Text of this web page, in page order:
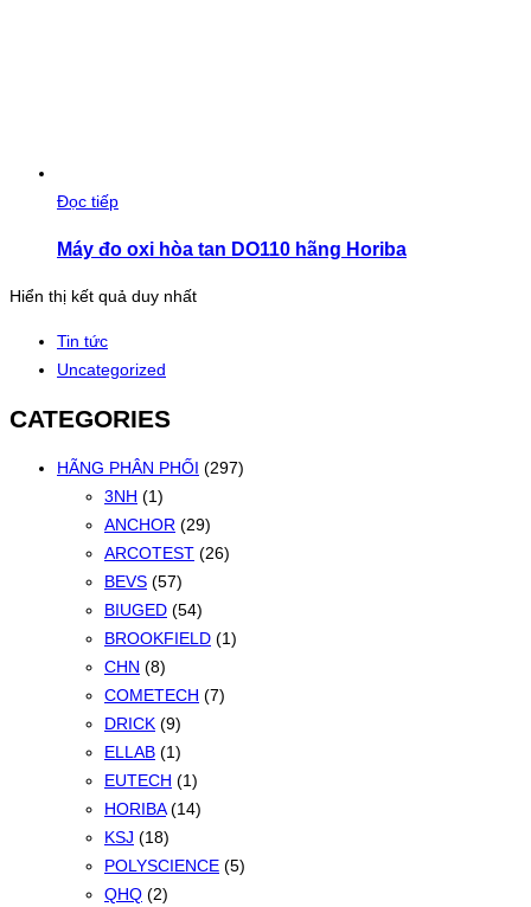
Đọc tiếp
Máy đo oxi hòa tan DO110 hãng Horiba
Hiển thị kết quả duy nhất
Tin tức
Uncategorized
CATEGORIES
HÃNG PHÂN PHỐI (297)
3NH (1)
ANCHOR (29)
ARCOTEST (26)
BEVS (57)
BIUGED (54)
BROOKFIELD (1)
CHN (8)
COMETECH (7)
DRICK (9)
ELLAB (1)
EUTECH (1)
HORIBA (14)
KSJ (18)
POLYSCIENCE (5)
QHQ (2)